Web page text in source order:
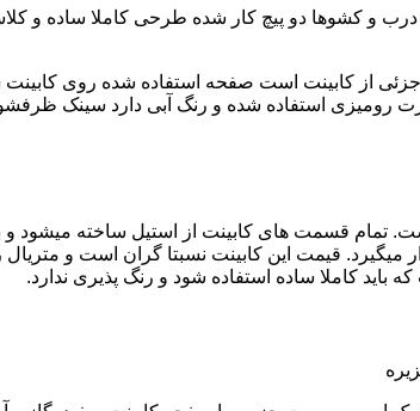
درب و کشوها دو پیچ کار شده طرحی کاملا ساده و
از کابینت است صفحه استفاده شده روی کابینت
رومیزی استفاده شده و رنگ آبی دارد سینک
تمام قسمت های کابینت از استیل ساخته میشود و
قیمت این کابینت نسبتا گران است و متریال
باید کاملا ساده استفاده شود و رنگ پذیری ندارد.